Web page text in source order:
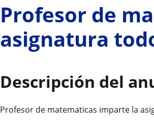
Profesor de
asignatura
Descripción del
Profesor de matematicas imparte la